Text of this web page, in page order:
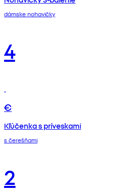
dámske nohavičky
4
€
Kľúčenka s príveskami
s čerešňami
2